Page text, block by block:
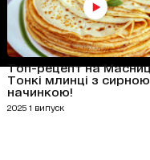
Топ-рецепт на
Тонкі млинці з сирною
начинкою!
2025 1 випуск